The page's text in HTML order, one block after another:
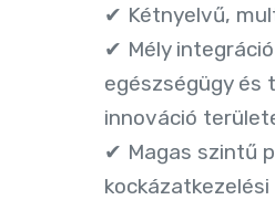
✔ Kétnyelvű,
✔ Mély
egészségügy és
innováció
✔ Magas szintű